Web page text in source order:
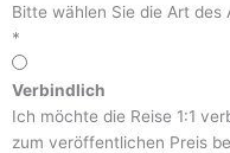
Bitte wählen Sie die Art des
*
Verbindlich
Ich möchte die Reise 1:1
zum veröffentlichen Preis